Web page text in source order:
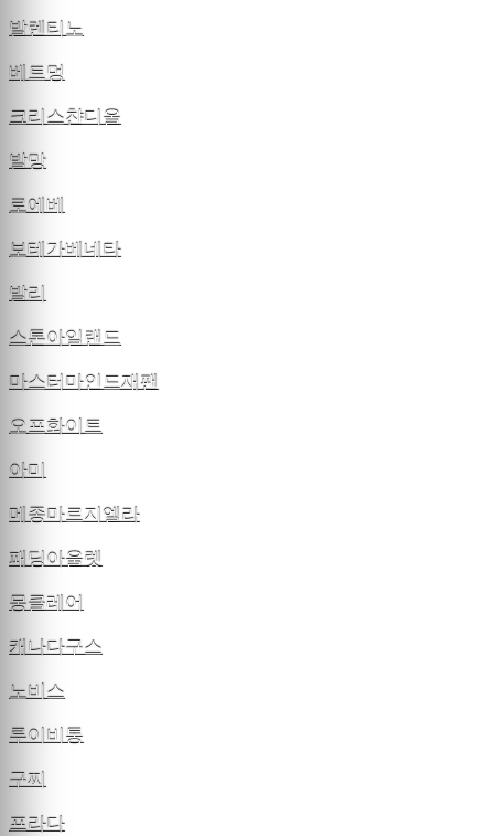
발렌티노
베트멍
크리스챤디올
발망
로에베
보테가베네타
발리
스톤아일랜드
마스터마인드재팬
오프화이트
아미
메종마르지엘라
패딩아울렛
몽클레어
캐나다구스
노비스
루이비통
구찌
프라다